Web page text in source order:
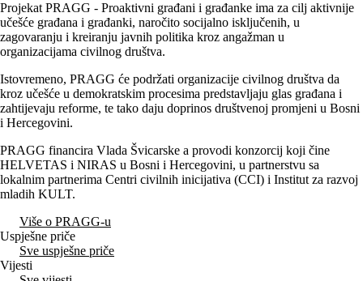
Projekat PRAGG - Proaktivni građani i građanke ima za cilj aktivnije
učešće građana i građanki, naročito socijalno isključenih, u
zagovaranju i kreiranju javnih politika kroz angažman u
organizacijama civilnog društva.
Istovremeno, PRAGG će podržati organizacije civilnog društva da
kroz učešće u demokratskim procesima predstavljaju glas građana i
zahtijevaju reforme, te tako daju doprinos društvenoj promjeni u Bosni
i Hercegovini.
PRAGG financira Vlada Švicarske a provodi konzorcij koji čine
HELVETAS i NIRAS u Bosni i Hercegovini, u partnerstvu sa
lokalnim partnerima Centri civilnih inicijativa (CCI) i Institut za razvoj
mladih KULT.
Više o PRAGG-u
Uspješne priče
Sve uspješne priče
Vijesti